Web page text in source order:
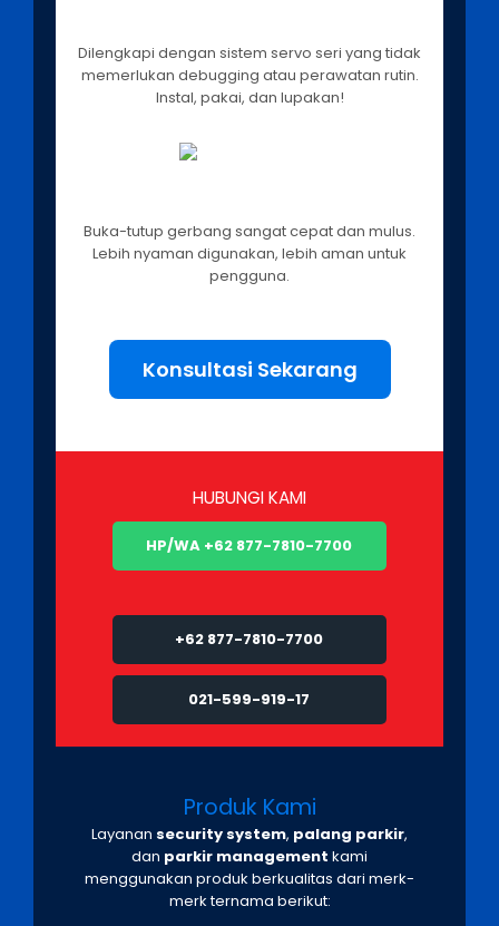
Dilengkapi dengan sistem servo seri yang tidak
memerlukan debugging atau perawatan rutin.
Instal, pakai, dan lupakan!
Buka-tutup gerbang sangat cepat dan mulus.
Lebih nyaman digunakan, lebih aman untuk
pengguna.
Konsultasi Sekarang
HUBUNGI KAMI
HP/WA +62 877-7810-7700
+62 877-7810-7700
021-599-919-17
Produk Kami
Layanan security system, palang parkir,
dan parkir management kami
menggunakan produk berkualitas dari merk-
merk ternama berikut: